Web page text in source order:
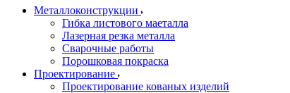
Металлоконструкции
Гибка листового маеталла
Лазерная резка металла
Сварочные работы
Порошковая покраска
Проектирование
Проектирование кованых изделий